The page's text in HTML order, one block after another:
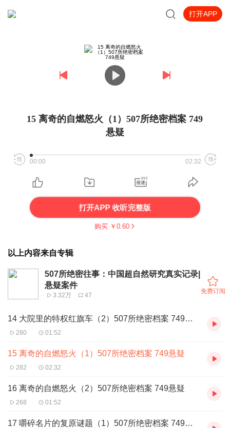
打开APP
15 离奇的自燃怒火（1）507所绝密档案 749
悬疑
00:00 02:32
打开APP 收听完整版
购买 ￥ 0.60
以上内容来自专辑
507所绝密往事：中国超自然研究真实记录|
悬疑案件
3.32万 47
免费订阅
14 大院里的特权红旗车（2）507所绝密档案 749悬疑
280 01:52
15 离奇的自燃怒火（1）507所绝密档案 749悬疑
282 02:32
16 离奇的自燃怒火（2）507所绝密档案 749悬疑
268 01:52
17 嚼碎名片的复原谜题（1）507所绝密档案 749悬疑